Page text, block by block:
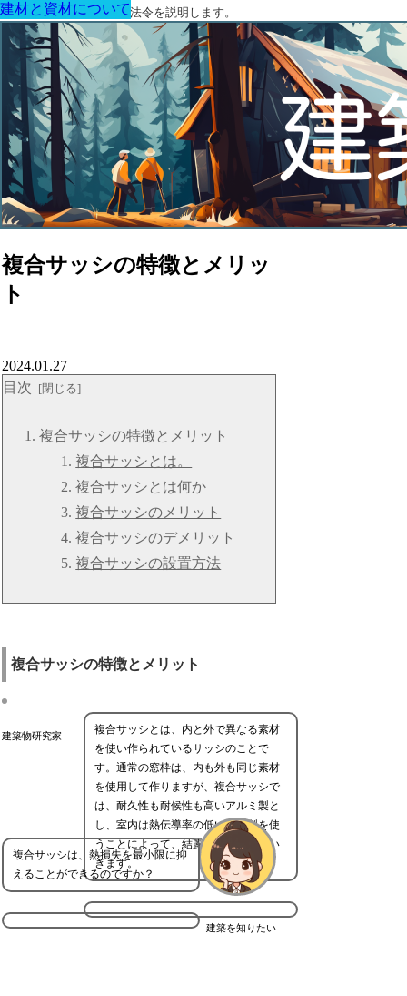
建築に関する用語と関連法令を説明します。
複合サッシの特徴とメリッ
ト
建材と資材について
2024.01.27
目次
複合サッシの特徴とメリット
複合サッシとは。
複合サッシとは何か
複合サッシのメリット
複合サッシのデメリット
複合サッシの設置方法
複合サッシの特徴とメリット
建築物研究家
複合サッシとは、内と外で異なる素材
を使い作られているサッシのことで
す。通常の窓枠は、内も外も同じ素材
を使用して作りますが、複合サッシで
は、耐久性も耐候性も高いアルミ製と
し、室内は熱伝導率の低い樹脂製を使
うことによって、結露を低減させてい
きます。
建築を知りたい
複合サッシは、熱損失を最小限に抑
えることができるのですか？
建材と資材について
建材と資材について
建材と資材について
建材と資材について
建材と資材について
建材と資材について